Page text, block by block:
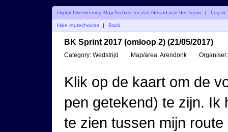
Digital Orienteering Map Archive for Jan-Gerard van der Toorn | Log in
Hide routechoices Back
BK Sprint 2017 (omloop 2) (21/05/2017)
Category: Wedstrijd Map/area:Arendonk Organiser:
Klik op de kaart om de
pen getekend) te zijn. Ik
te zien tussen mijn